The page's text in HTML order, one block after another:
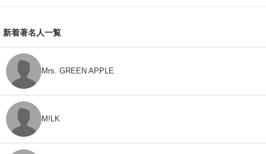
新着著名人一覧
Mrs. GREEN APPLE
M!LK